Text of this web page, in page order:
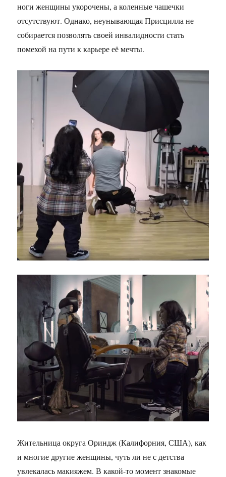
ноги женщины укорочены, а коленные чашечки
отсутствуют. Однако, неунывающая Присцилла не
собирается позволять своей инвалидности стать
помехой на пути к карьере её мечты.
Жительница округа Ориндж (Калифорния, США), как
и многие другие женщины, чуть ли не с детства
увлекалась макияжем. В какой-то момент знакомые